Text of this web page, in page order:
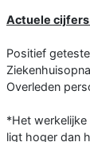
Actuele cijfers
Positief
Overleden
*Het
ligt hoger dan